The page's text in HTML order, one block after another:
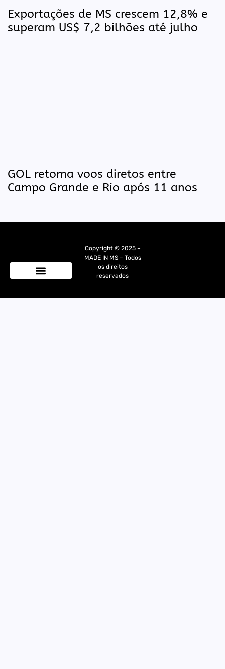
Exportações de MS crescem 12,8% e
superam US$ 7,2 bilhões até julho
GOL retoma voos diretos entre
Campo Grande e Rio após 11 anos
Copyright © 2025 –
MADE IN MS – Todos
os direitos
reservados